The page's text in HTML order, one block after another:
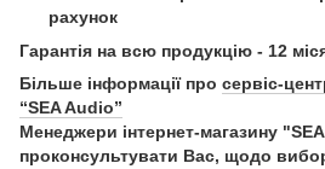
рахунок
Гарантія на всю продукцію - 12
Більше інформації про сервіс-
“SEA Audio”
Менеджери інтернет-магазину
проконсультувати Вас, щодо